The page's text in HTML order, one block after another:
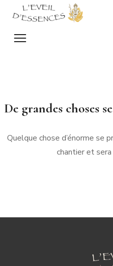
De grandes choses
Quelque chose d’énorme se
chantier et